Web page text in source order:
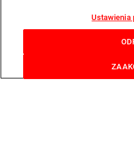
Ustawienia